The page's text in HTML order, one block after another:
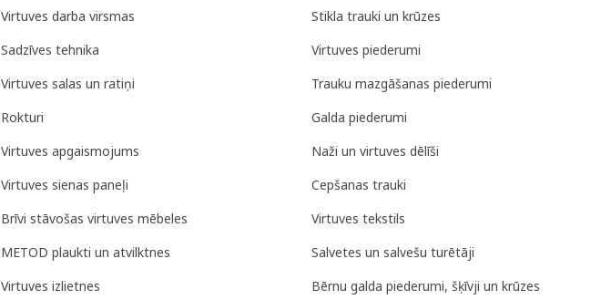
Virtuves darba virsmas
Sadzīves tehnika
Virtuves salas un ratiņi
Rokturi
Virtuves apgaismojums
Virtuves sienas paneļi
Brīvi stāvošas virtuves mēbeles
METOD plaukti un atvilktnes
Virtuves izlietnes
Stikla trauki un krūzes
Virtuves piederumi
Trauku mazgāšanas piederumi
Galda piederumi
Naži un virtuves dēlīši
Cepšanas trauki
Virtuves tekstils
Salvetes un salvešu turētāji
Bērnu galda piederumi, šķīvji un krūzes